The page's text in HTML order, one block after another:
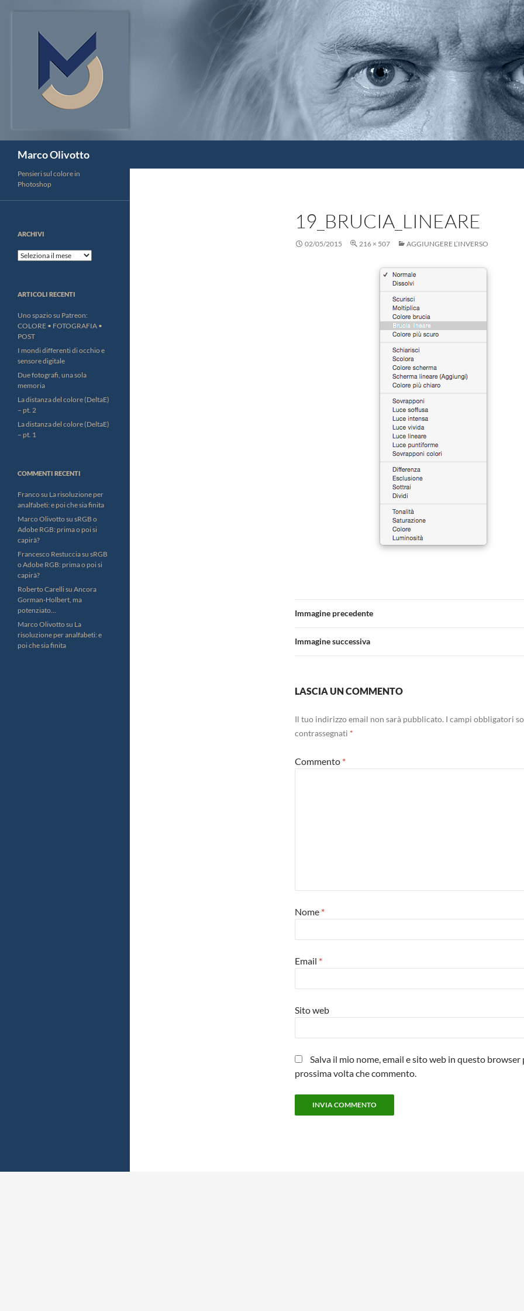
contenuto
Marco Olivotto
19_BRUCIA_LINEARE
02/05/2015 216 × 507 AGGIUNGERE L’INVERSO
Immagine precedente
Immagine successiva
LASCIA UN COMMENTO
Il tuo indirizzo email non sarà pubblicato. I campi obbligatori
contrassegnati *
Commento *
Nome *
Email *
Sito web
Salva il mio nome, email e sito web in questo browser
prossima volta che commento.
Pensieri sul colore in
Photoshop
ARCHIVI
Archivi
ARTICOLI RECENTI
Uno spazio su Patreon:
COLORE • FOTOGRAFIA •
POST
I mondi differenti di occhio e
sensore digitale
Due fotografi, una sola
memoria
La distanza del colore (DeltaE)
– pt. 2
La distanza del colore (DeltaE)
– pt. 1
COMMENTI RECENTI
Francosu La risoluzione per
analfabeti: e poi che sia finita
Marco Olivottosu sRGB o
Adobe RGB: prima o poi si
capirà?
Francesco Restucciasu sRGB
o Adobe RGB: prima o poi si
capirà?
Roberto Carellisu Ancora
Gorman-Holbert, ma
potenziato…
Marco Olivottosu La
risoluzione per analfabeti: e
poi che sia finita